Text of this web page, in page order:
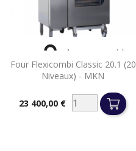
Four Flexicombi Classic 20.1 (20
Niveaux) - MKN
Prix
23 400,00 €
 Aperçu rapide